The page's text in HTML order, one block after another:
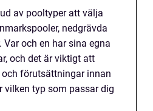
av pooltyper att välja
nedgrävda
Var och en har sina egna
och det är viktigt att
förutsättningar innan
vilken typ som passar dig